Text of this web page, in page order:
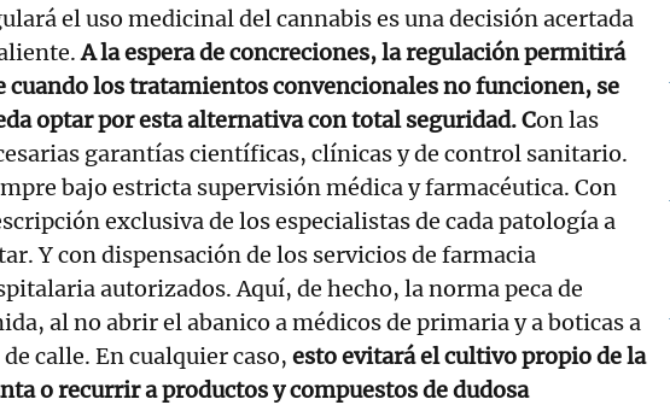
el uso medicinal del cannabis es una decisión acertada
A la espera de concreciones, la regulación permitirá
cuando los tratamientos convencionales no funcionen, se
optar por esta alternativa con total seguridad. Con las
garantías científicas, clínicas y de control sanitario.
bajo estricta supervisión médica y farmacéutica. Con
exclusiva de los especialistas de cada patología a
Y con dispensación de los servicios de farmacia
autorizados. Aquí, de hecho, la norma peca de
al no abrir el abanico a médicos de primaria y a boticas a
calle. En cualquier caso, esto evitará el cultivo propio de la
o recurrir a productos y compuestos de dudosa